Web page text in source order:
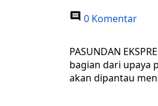
0 Komentar
PASUNDAN
bagian dari upaya
akan dipantau